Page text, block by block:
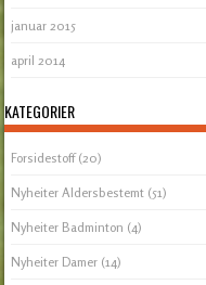
januar 2015
april 2014
KATEGORIER
Forsidestoff(20)
Nyheiter Aldersbestemt (51)
Nyheiter Badminton (4)
Nyheiter Damer (14)